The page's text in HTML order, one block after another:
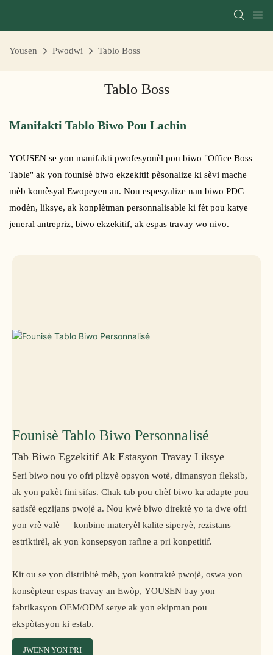
Yousen Pwodwi Tablo Boss
Tablo Boss
Manifakti Tablo Biwo Pou Lachin
YOUSEN se yon manifakti pwofesyonèl pou biwo "Office Boss
Table" ak yon founisè biwo ekzekitif pèsonalize ki sèvi mache
mèb komèsyal Ewopeyen an. Nou espesyalize nan biwo PDG
modèn, liksye, ak konplètman personnalisable ki fèt pou katye
jeneral antrepriz, biwo ekzekitif, ak espas travay wo nivo.
Founisè Tablo Biwo Personnalisé
Tab Biwo Egzekitif Ak Estasyon Travay Liksye
Seri biwo nou yo ofri plizyè opsyon wotè, dimansyon fleksib,
ak yon pakèt fini sifas. Chak tab pou chèf biwo ka adapte pou
satisfè egzijans pwojè a. Nou kwè biwo direktè yo ta dwe ofri
yon vrè valè — konbine materyèl kalite siperyè, rezistans
estriktirèl, ak yon konsepsyon rafine a pri konpetitif.
Kit ou se yon distribitè mèb, yon kontraktè pwojè, oswa yon
konsèpteur espas travay an Ewòp, YOUSEN bay yon
fabrikasyon OEM/ODM serye ak yon ekipman pou
ekspòtasyon ki estab.
JWENN YON PRI